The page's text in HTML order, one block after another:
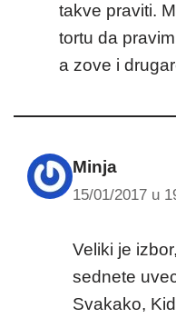
takve praviti.
tortu da
a zove i
Minja
15/01/2017 u
Veliki je
sednete
Svakako,